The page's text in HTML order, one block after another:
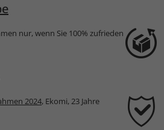
nur, wenn Sie 100% zufrieden
2024, Ekomi, 23 Jahre